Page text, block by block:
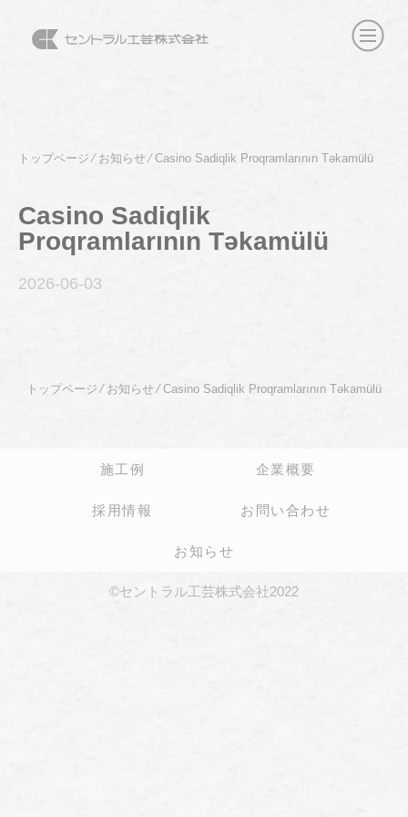
トップページ⁄ お知らせ⁄Casino Sadiqlik Proqramlarının Təkamülü
Casino Sadiqlik
Proqramlarının Təkamülü
2026-06-03
トップページ ⁄ お知らせ⁄Casino Sadiqlik Proqramlarının Təkamülü
施工例 企業概要
採用情報 お問い合わせ
お知らせ
©セントラル工芸株式会社2022